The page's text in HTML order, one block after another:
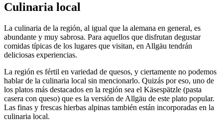
Culinaria local
La culinaria de la región, al igual que la alemana en general, es
abundante y muy sabrosa. Para aquellos que disfrutan degustar
comidas típicas de los lugares que visitan, en Allgäu tendrán
deliciosas experiencias.
La región es fértil en variedad de quesos, y ciertamente no podemos
hablar de la culinaria local sin mencionarlo. Quizás por eso, uno de
los platos más destacados en la región sea el Käsespätzle (pasta
casera con queso) que es la versión de Allgäu de este plato popular.
Las finas y frescas hierbas alpinas también están incorporadas en la
culinaria local.